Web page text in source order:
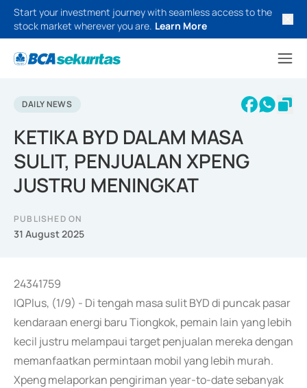
Start your investment journey with seamless access to the
stock market wherever you are. Learn More
DAILY NEWS
KETIKA BYD DALAM MASA
SULIT, PENJUALAN XPENG
JUSTRU MENINGKAT
PUBLISHED ON
31 August 2025
24341759
IQPlus, (1/9) - Di tengah masa sulit BYD di puncak pasar
kendaraan energi baru Tiongkok, pemain lain yang lebih
kecil justru melampaui target penjualan mereka dengan
memanfaatkan permintaan mobil yang lebih murah.
Xpeng melaporkan pengiriman year-to-date sebanyak